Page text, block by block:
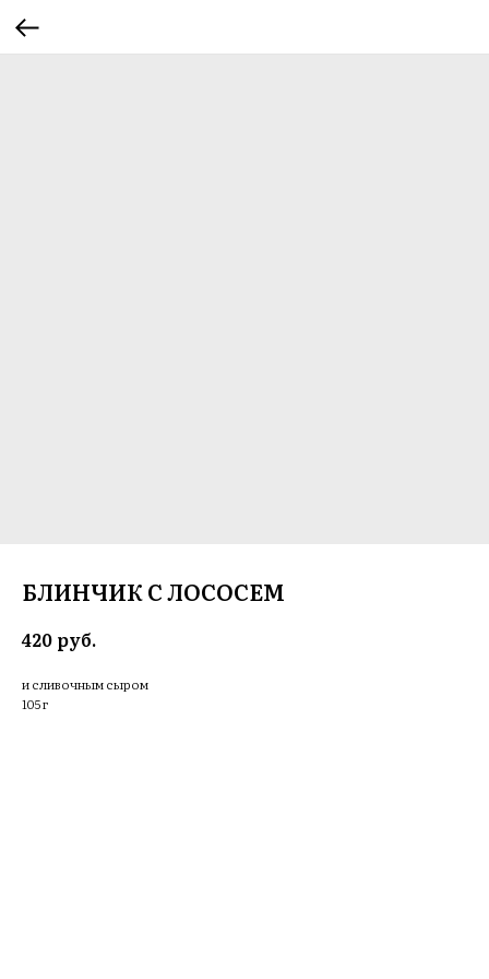
БЛИНЧИК С ЛОСОСЕМ
420 руб.
и сливочным сыром
105 г